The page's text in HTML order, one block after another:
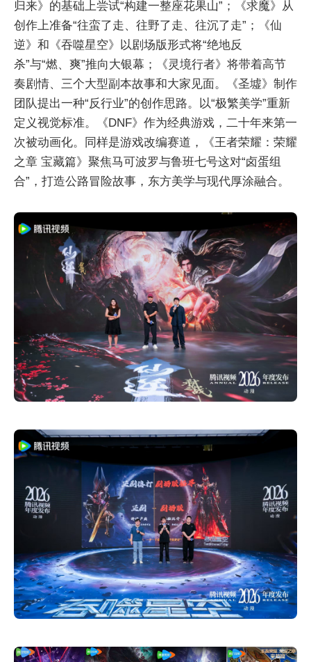
归来》的基础上尝试“构建一整座花果山”；《求魔》从
创作上准备“往蛮了走、往野了走、往沉了走”；《仙
逆》和《吞噬星空》以剧场版形式将“绝地反
杀”与“燃、爽”推向大银幕；《灵境行者》将带着高节
奏剧情、三个大型副本故事和大家见面。《圣墟》制作
团队提出一种“反行业”的创作思路。以“极繁美学”重新
定义视觉标准。《DNF》作为经典游戏，二十年来第一
次被动画化。同样是游戏改编赛道，《王者荣耀：荣耀
之章 宝藏篇》聚焦马可波罗与鲁班七号这对“卤蛋组
合”，打造公路冒险故事，东方美学与现代厚涂融合。